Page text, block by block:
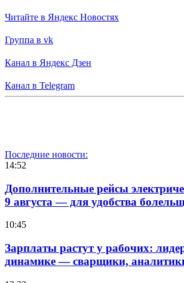
Читайте в Яндекс Новостях
Группа в vk
Канал в Яндекс Дзен
Канал в Telegram
Последние новости:
14:52
Дополнительные рейсы
9 августа — для удобства
10:45
Зарплаты растут у рабочих:
динамике — сварщики,